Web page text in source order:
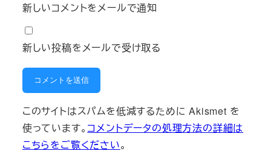
新しいコメントをメールで通知
新しい投稿をメールで受け取る
このサイトはスパムを低減するために Akismet を
使っています。 コメントデータの処理方法の詳細は
こちらをご覧ください。